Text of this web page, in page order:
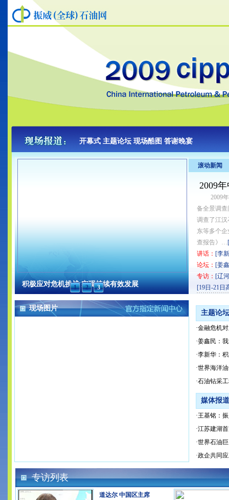
开幕式 主题论坛 现场酷图 答谢晚宴
1 2 3
积极应对危机挑战 实现持续有效发展
2009
2009
备全景调查
调查了江
东等多个
查报告》…[
讲话： [李
论坛： [姜
专访： [辽
[19日-21日
现场图片
主题论坛
·金融危机
·姜鑫民：
·李新华：
·世界海洋
·石油钻采
媒体报道
·王基铭：
·江苏建湖
·世界石油
·政企共同
专访列表
道达尔 中国区主席